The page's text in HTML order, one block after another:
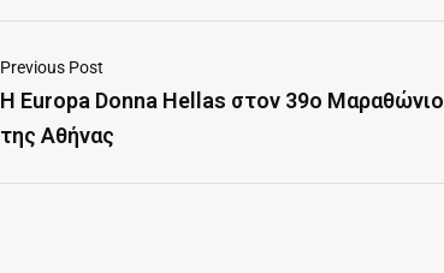
Previous Post
Η Europa Donna Hellas στον 39ο Μαραθώνιο
της Αθήνας